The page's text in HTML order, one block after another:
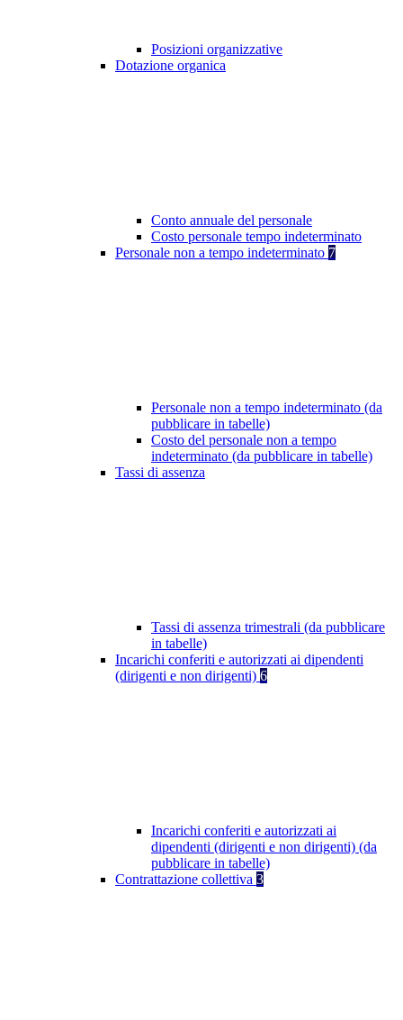
Posizioni organizzative
Dotazione organica
Conto annuale del personale
Costo personale tempo indeterminato
Personale non a tempo indeterminato 7
Personale non a tempo indeterminato (da
pubblicare in tabelle)
Costo del personale non a tempo
indeterminato (da pubblicare in tabelle)
Tassi di assenza
Tassi di assenza trimestrali (da pubblicare
in tabelle)
Incarichi conferiti e autorizzati ai dipendenti
(dirigenti e non dirigenti) 6
Incarichi conferiti e autorizzati ai
dipendenti (dirigenti e non dirigenti) (da
pubblicare in tabelle)
Contrattazione collettiva 3